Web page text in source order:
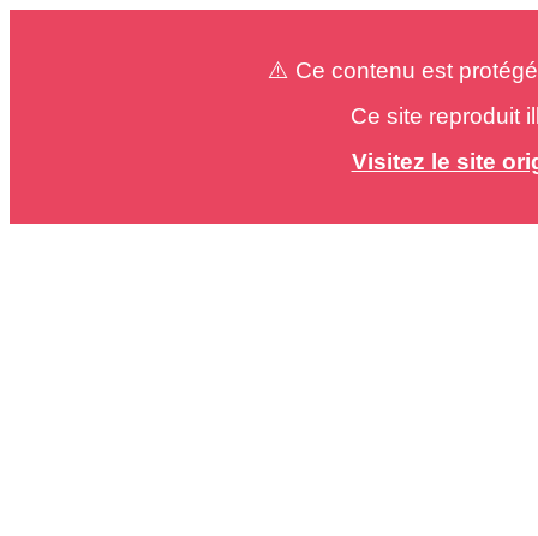
⚠️ Ce contenu est
Ce site reproduit
Visitez le site